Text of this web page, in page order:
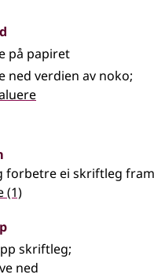
på papiret
ned verdien av noko;
forbetre ei skriftleg
(1)
skriftleg;
ned